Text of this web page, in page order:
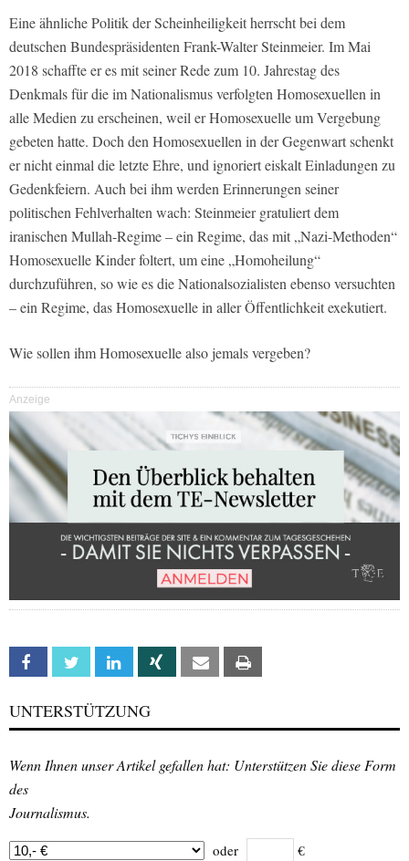
Eine ähnliche Politik der Scheinheiligkeit herrscht bei dem
deutschen Bundespräsidenten Frank-Walter Steinmeier. Im Mai
2018 schaffte er es mit seiner Rede zum 10. Jahrestag des
Denkmals für die im Nationalismus verfolgten Homosexuellen in
alle Medien zu erscheinen, weil er Homosexuelle um Vergebung
gebeten hatte. Doch den Homosexuellen in der Gegenwart schenkt
er nicht einmal die letzte Ehre, und ignoriert eiskalt Einladungen zu
Gedenkfeiern. Auch bei ihm werden Erinnerungen seiner
politischen Fehlverhalten wach: Steinmeier gratuliert dem
iranischen Mullah-Regime – ein Regime, das mit „Nazi-Methoden“
Homosexuelle Kinder foltert, um eine „Homoheilung“
durchzuführen, so wie es die Nationalsozialisten ebenso versuchten
– ein Regime, das Homosexuelle in aller Öffentlichkeit exekutiert.
Wie sollen ihm Homosexuelle also jemals vergeben?
Anzeige
Facebook Twitter Linkedin Xing Email
UNTERSTÜTZUNG
Wenn Ihnen unser Artikel gefallen hat: Unterstützen Sie diese Form
des
Journalismus.
oder €